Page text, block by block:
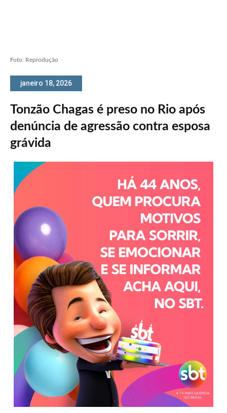
Foto: Reprodução
janeiro 18, 2026
Tonzão Chagas é preso no Rio após
denúncia de agressão contra esposa
grávida